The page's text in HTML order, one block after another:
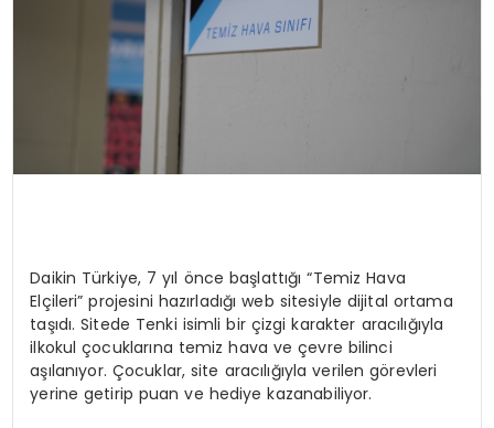
Daikin Türkiye, 7 yıl önce başlattığı “Temiz Hava
Elçileri” projesini hazırladığı web sitesiyle dijital ortama
taşıdı. Sitede Tenki isimli bir çizgi karakter aracılığıyla
ilkokul çocuklarına temiz hava ve çevre bilinci
aşılanıyor. Çocuklar, site aracılığıyla verilen görevleri
yerine getirip puan ve hediye kazanabiliyor.